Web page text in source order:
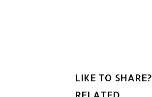
LIKE TO SHARE?